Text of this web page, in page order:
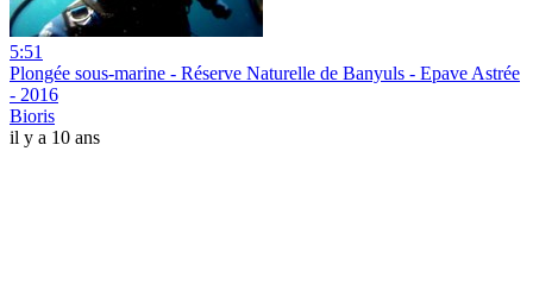
5:51
Plongée sous-marine - Réserve Naturelle de Banyuls - Epave Astrée
- 2016
Bioris
il y a 10 ans